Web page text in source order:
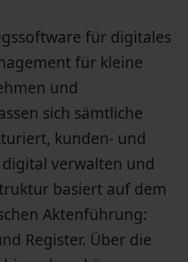
für digitales
für kleine
und
sich sämtliche
kunden- und
verwalten und
basiert auf dem
Aktenführung:
Register. Über die